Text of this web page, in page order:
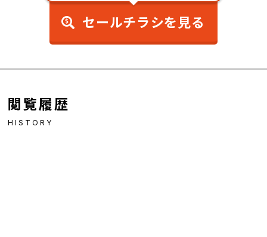
セールチラシを見る
閲覧履歴
HISTORY